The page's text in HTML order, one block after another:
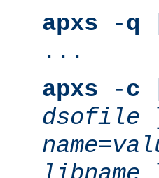
apxs -q
...
apxs -c
dsofile
name=